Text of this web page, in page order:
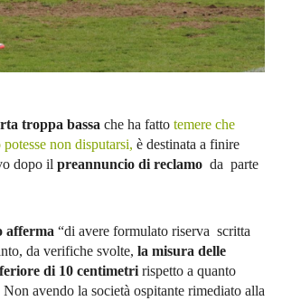
troppa bassa che ha fatto temere che
non disputarsi, è destinata a finire
dopo il preannuncio di reclamo da parte
afferma “di avere formulato riserva scritta
da verifiche svolte, la misura delle
di 10 centimetri rispetto a quanto
avendo la società ospitante rimediato alla